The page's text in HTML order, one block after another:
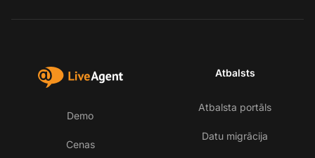
Demo
Cenas
Atbalsts
Atbalsta portāls
Datu migrācija